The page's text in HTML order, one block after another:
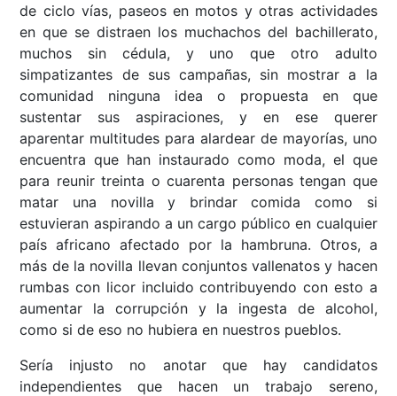
de ciclo vías, paseos en motos y otras actividades
en que se distraen los muchachos del bachillerato,
muchos sin cédula, y uno que otro adulto
simpatizantes de sus campañas, sin mostrar a la
comunidad ninguna idea o propuesta en que
sustentar sus aspiraciones, y en ese querer
aparentar multitudes para alardear de mayorías, uno
encuentra que han instaurado como moda, el que
para reunir treinta o cuarenta personas tengan que
matar una novilla y brindar comida como si
estuvieran aspirando a un cargo público en cualquier
país africano afectado por la hambruna. Otros, a
más de la novilla llevan conjuntos vallenatos y hacen
rumbas con licor incluido contribuyendo con esto a
aumentar la corrupción y la ingesta de alcohol,
como si de eso no hubiera en nuestros pueblos.
Sería injusto no anotar que hay candidatos
independientes que hacen un trabajo sereno,